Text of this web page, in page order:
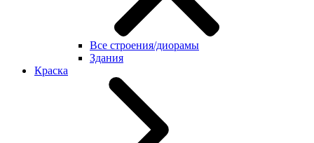
Все строения/диорамы
Здания
Краска